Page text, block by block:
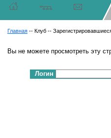
Главная -- Клуб --
Вы не можете просмотреть эту
Логин